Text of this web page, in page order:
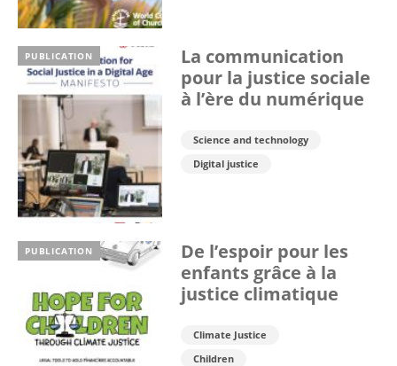
PUBLICATION
La communication
pour la justice sociale
à l’ère du numérique
Science and technology
Digital justice
PUBLICATION
De l’espoir pour les
enfants grâce à la
justice climatique
Climate Justice
Children